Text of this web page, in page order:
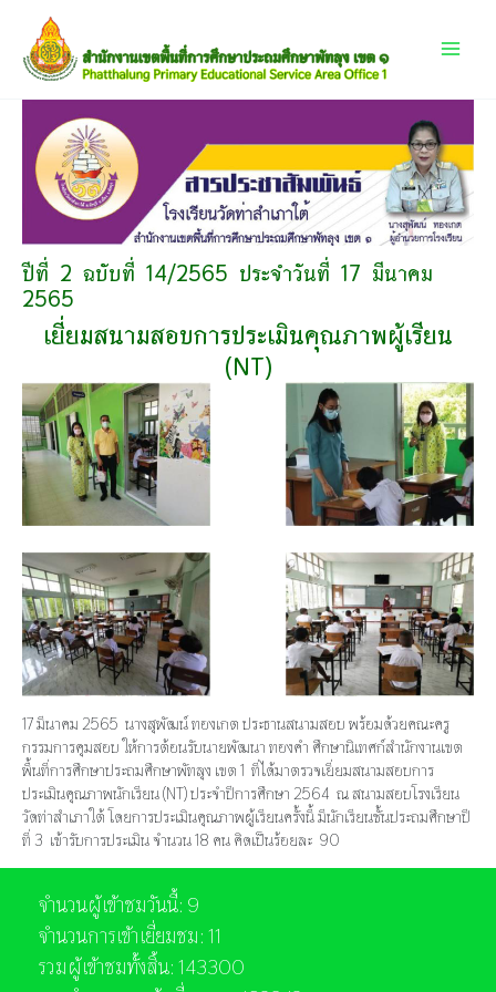
content
Menu
ปีที่ 2 ฉบับที่ 14/2565 ประจำวันที่ 17 มีนาคม
2565
เยี่ยมสนามสอบการประเมินคุณภาพผู้เรียน
(NT)
17 มีนาคม 2565 นางสุพัฒน์ ทองเกต ประธานสนามสอบ พร้อมด้วยคณะครู
กรรมการคุมสอบ ให้การต้อนรับนายพัฒนา ทองคำ ศึกษานิเทศก์สำนักงานเขต
พื้นที่การศึกษาประถมศึกษาพัทลุง เขต 1 ที่ได้มาตรวจเยี่ยมสนามสอบการ
ประเมินคุณภาพนักเรียน (NT) ประจำปีการศึกษา 2564 ณ สนามสอบโรงเรียน
วัดท่าสำเภาใต้ โดยการประเมินคุณภาพผู้เรียนครั้งนี้ มีนักเรียนชั้นประถมศึกษาปี
ที่ 3 เข้ารับการประเมิน จำนวน 18 คน คิดเป็นร้อยละ 90
จำนวนผู้เข้าชมวันนี้: 9
จำนวนการเข้าเยี่ยมชม: 11
รวมผู้เข้าชมทั้งสิ้น: 143300